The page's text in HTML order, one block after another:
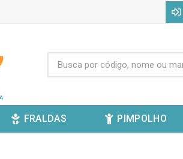
FRALDAS PIMPOLHO
TOP LISA HAVAIANAS TOP LISA PRETO 33/34